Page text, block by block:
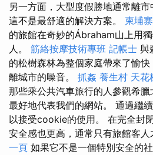
另一方面，大型度假勝地通常離
這不是最舒適的解決方案。 柬埔
的旅館在奇妙的Ábraham山上用
人。 筋絡按摩技術專班 記帳士 與
的松樹森林為整個家庭帶來了愉
離城市的噪音。 抓姦 養生村 天花
那些乘公共汽車旅行的人參觀希
最好地代表我們的網站。 通過繼
以接受cookie的使用。 在完全封
安全感也更高，通常只有旅館客人
一頁 如果它不是一個特別安全的